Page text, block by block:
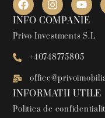
INFO COMPANIE
Privo Investments S.L
+40748775805
INFORMATII UTILE
Politica de